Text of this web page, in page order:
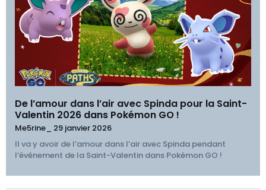
De l’amour dans l’air avec Spinda pour la Saint-
Valentin 2026 dans Pokémon GO !
Me5rine_ 29 janvier 2026
Il va y avoir de l’amour dans l’air avec Spinda pendant
l’événement de la Saint-Valentin dans Pokémon GO !